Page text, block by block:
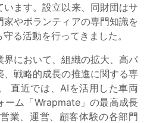
ます。設立以来、同財団はサ
やボランティアの専門知識を
る活動を行ってきました。
界において、組織の拡大、高パ
戦略的成長の推進に関する専
直近では、AIを活用した車両
ーム「Wrapmate」の最高成長
業、運営、顧客体験の各部門